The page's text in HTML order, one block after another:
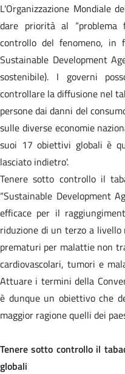
L'Organizzazione Mondiale
dare priorità al
controllo del fenomeno, in
Sustainable Development
sostenibile). I governi
controllare la diffusione nel
persone dai danni del
sulle diverse economie
suoi 17 obiettivi globali è
lasciato indietro'.
Tenere sotto controllo il
“Sustainable Development
efficace per il
riduzione di un terzo a livello
prematuri per malattie non
cardiovascolari, tumori e
Attuare i termini della
è dunque un obiettivo che
maggior ragione quelli dei
Tenere sotto controllo il
globali